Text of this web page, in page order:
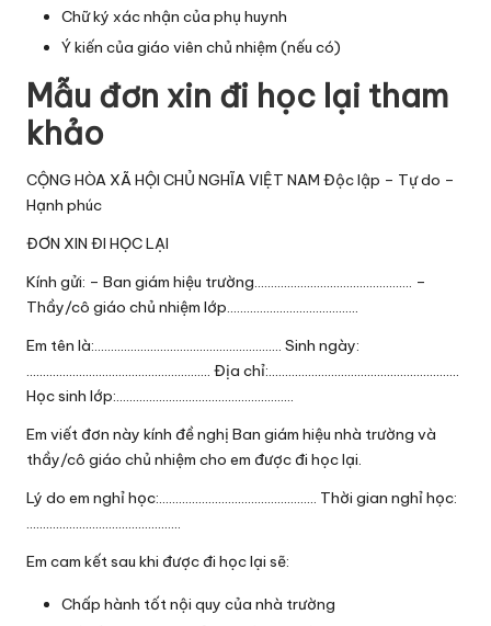
Chữ ký xác nhận của phụ huynh
Ý kiến của giáo viên chủ nhiệm (nếu có)
Mẫu đơn xin đi học lại tham
khảo
CỘNG HÒA XÃ HỘI CHỦ NGHĨA VIỆT NAM Độc lập – Tự do –
Hạnh phúc
ĐƠN XIN ĐI HỌC LẠI
Kính gửi: – Ban giám hiệu trường………………………………………… –
Thầy/cô giáo chủ nhiệm lớp………………………………….
Em tên là:………………………………………………… Sinh ngày:
……………………………………………….. Địa chỉ:………………………………………………….
Học sinh lớp:………………………………………………
Em viết đơn này kính đề nghị Ban giám hiệu nhà trường và
thầy/cô giáo chủ nhiệm cho em được đi học lại.
Lý do em nghỉ học:………………………………………… Thời gian nghỉ học:
………………………………………..
Em cam kết sau khi được đi học lại sẽ:
Chấp hành tốt nội quy của nhà trường